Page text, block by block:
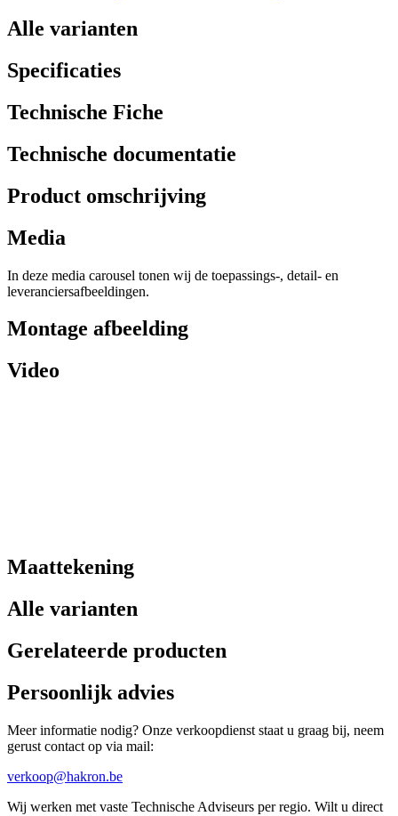
Alle varianten
Specificaties
Technische Fiche
Technische documentatie
Product omschrijving
Media
In deze media carousel tonen wij de toepassings-, detail- en
leveranciersafbeeldingen.
Montage afbeelding
Video
Maattekening
Alle varianten
Gerelateerde producten
Persoonlijk advies
Meer informatie nodig? Onze verkoopdienst staat u graag bij, neem
gerust contact op via mail:
verkoop@hakron.be
Wij werken met vaste Technische Adviseurs per regio. Wilt u direct